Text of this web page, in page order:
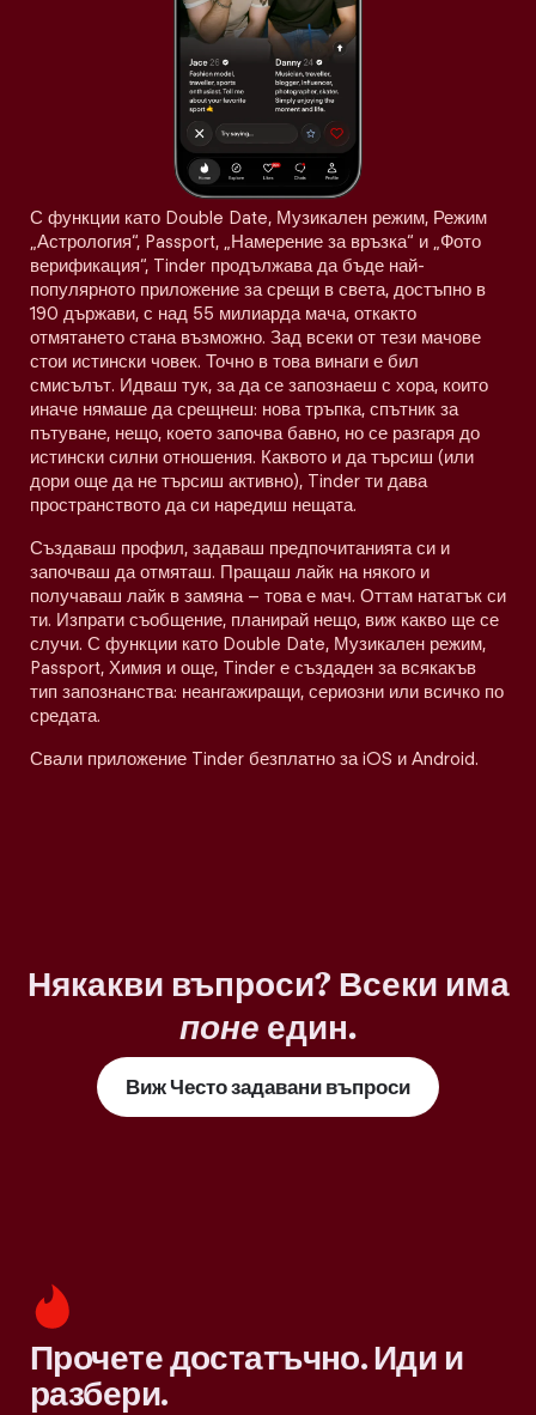
С функции като Double Date, Музикален режим, Режим
„Астрология“, Passport, „Намерение за връзка“ и „Фото
верификация“, Tinder продължава да бъде най-
популярното приложение за срещи в света, достъпно в
190 държави, с над 55 милиарда мача, откакто
отмятането стана възможно. Зад всеки от тези мачове
стои истински човек. Точно в това винаги е бил
смисълът. Идваш тук, за да се запознаеш с хора, които
иначе нямаше да срещнеш: нова тръпка, спътник за
пътуване, нещо, което започва бавно, но се разгаря до
истински силни отношения. Каквото и да търсиш (или
дори още да не търсиш активно), Tinder ти дава
пространството да си наредиш нещата.
Създаваш профил, задаваш предпочитанията си и
започваш да отмяташ. Пращаш лайк на някого и
получаваш лайк в замяна – това е мач. Оттам нататък си
ти. Изпрати съобщение, планирай нещо, виж какво ще се
случи. С функции като Double Date, Музикален режим,
Passport, Химия и още, Tinder е създаден за всякакъв
тип запознанства: неангажиращи, сериозни или всичко по
средата.
Свали приложение Tinder безплатно за iOS и Android.
Някакви въпроси? Всеки има
поне един.
Виж Често задавани въпроси
Прочете достатъчно. Иди и
разбери.